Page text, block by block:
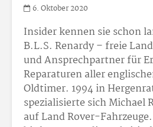
6. Oktober 2020
Insider kennen sie schon
B.L.S. Renardy – freie
und Ansprechpartner für
Reparaturen aller
Oldtimer. 1994 in
spezialisierte sich Michael
auf Land Rover-